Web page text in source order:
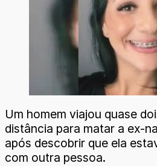
Um homem viajou quase
distância para matar a ex-
após descobrir que ela
com outra pessoa.